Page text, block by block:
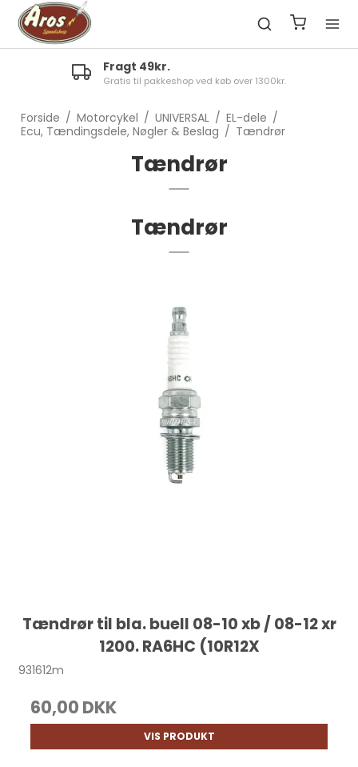
Fragt 49kr.
Gratis til pakkeshop ved køb over 1300kr.
Forside / Motorcykel / UNIVERSAL / EL-dele /
Ecu, Tændingsdele, Nøgler & Beslag / Tændrør
Tændrør
Tændrør
Tændrør til bla. buell 08-10 xb / 08-12 xr
1200. RA6HC (10R12X
931612m
60,00 DKK
VIS PRODUKT